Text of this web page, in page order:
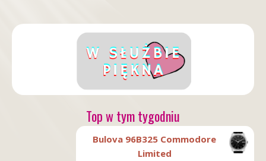
Top w tym tygodniu
Bulova 96B325 Commodore
Limited